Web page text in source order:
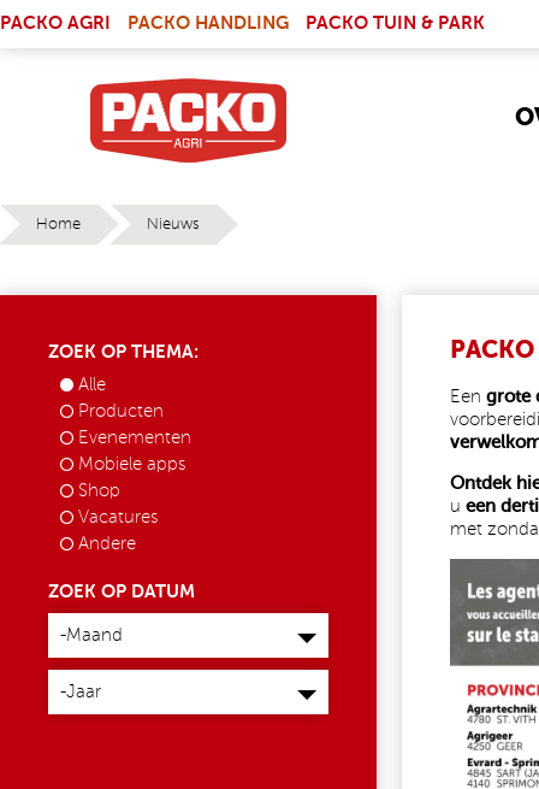
PACKO AGRI
PACKO HANDLING PACKO TUIN & PARK
Home Nieuws
ZOEK OP THEMA:
Alle
Producten
Evenementen
Mobiele apps
Shop
Vacatures
Andere
ZOEK OP DATUM
Maand
-Maand
Jaar
-Jaar
Een grote
Ontdek
u een
met